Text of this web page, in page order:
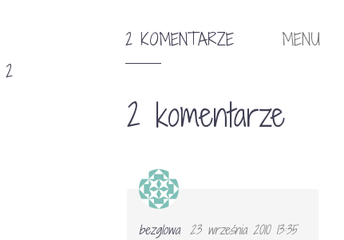
2
2 KOMENTARZE MENU
2 komentarze
bezglowa 23 września 2010 13:35